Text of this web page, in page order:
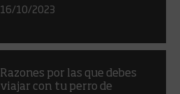
16/10/2023
Razones por las que debes
viajar con tu perro de